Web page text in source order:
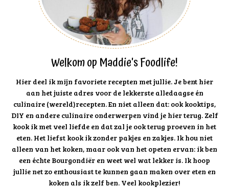
Welkom op Maddie's Foodlife!
Hier deel ik mijn favoriete recepten met jullie. Je bent hier
aan het juiste adres voor de lekkerste alledaagse én
culinaire (wereld)recepten. En niet alleen dat: ook kooktips,
DIY en andere culinaire onderwerpen vind je hier terug. Zelf
kook ik met veel liefde en dat zal je ook terug proeven in het
eten. Het liefst kook ik zonder pakjes en zakjes. Ik hou niet
alleen van het koken, maar ook van het opeten ervan: ik ben
een échte Bourgondiër en weet wel wat lekker is. Ik hoop
jullie net zo enthousiast te kunnen gaan maken over eten en
koken als ik zelf ben. Veel kookplezier!